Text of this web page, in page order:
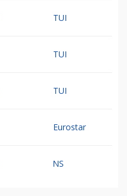
TUI
TUI
TUI
Eurostar
NS